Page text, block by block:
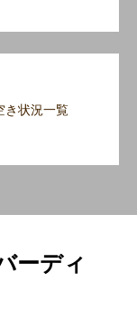
き状況一覧
ーディ